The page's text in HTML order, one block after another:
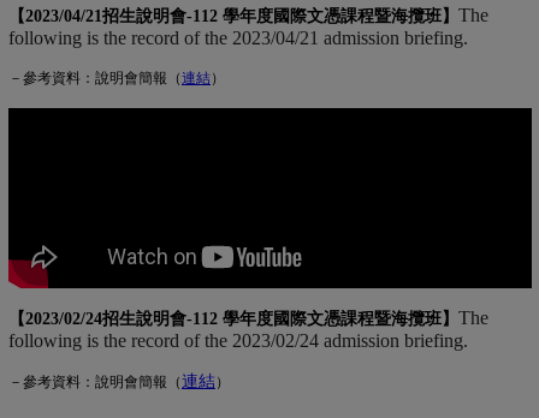
【2023/04/21招生說明會-112 學年度國際文憑課程暨海攬班】 The
following is the record of the 2023/04/21 admission briefing.
－參考資料：說明會簡報（連結(另開新視窗)
）
【2023/02/24招生說明會-112 學年度國際文憑課程暨海攬班】 The
following is the record of the 2023/02/24 admission briefing.
－參考資料：說明會簡報（連結(另開新視窗)
）